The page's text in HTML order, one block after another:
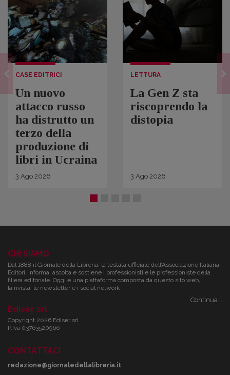
CASE EDITRICI
Un nuovo
attacco russo
ha distrutto un
terzo della
produzione di
libri in Ucraina
3 Ago 2026
LETTURA
La Gen Z sta
riscoprendo la
distopia
3 Ago 2026
CHI SIAMO
Dal 1888 il Giornale della Libreria, la testata ufficiale dell’Associazione Italiana
Editori, informa, ascolta e sostiene i professionisti e le professioniste della
filiera editoriale. Oggi è una piattaforma composta da questo sito web,
la rivista, le newsletter e i social network.
Continua...
Ediser srl
Copyright 2026 Ediser srl
P.Iva 03763520966
CONTATTACI
redazione@giornaledellalibreria.it